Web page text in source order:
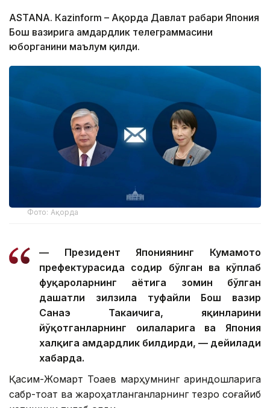
ASTANА. Кazinform – Ақорда Давлат раҳбари Япония
Бош вазирига ҳамдардлик телеграммасини
юборганини маълум қилди.
Фото: Ақорда
— Президент Япониянинг Кумамото
префектурасида содир бўлган ва кўплаб
фуқароларнинг ҳаётига зомин бўлган
даҳшатли зилзила туфайли Бош вазир
Санаэ Такаичига, яқинларини
йўқотганларнинг оилаларига ва Япония
халқига ҳамдардлик билдирди, — дейилади
хабарда.
Қасим-Жомарт Тоқаев марҳумнинг қариндошларига
сабр-тоқат ва жароҳатланганларнинг тезроқ соғайиб